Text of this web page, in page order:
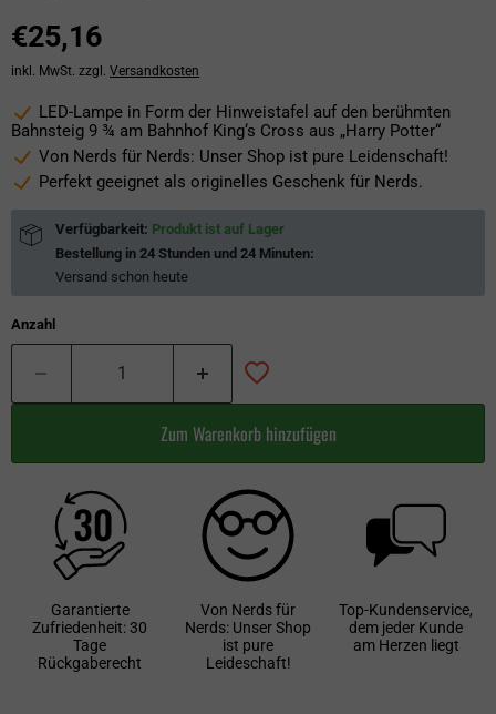
€25,16
inkl. MwSt. zzgl. Versandkosten
LED-Lampe in Form der Hinweistafel auf den berühmten
Bahnsteig 9 ¾ am Bahnhof King‘s Cross aus „Harry Potter“
Von Nerds für Nerds: Unser Shop ist pure Leidenschaft!
Perfekt geeignet als originelles Geschenk für Nerds.
Verfügbarkeit: Produkt ist auf Lager
Bestellung in 24 Stunden und 24 Minuten:
Versand schon heute
Anzahl
Zum Warenkorb hinzufügen
Garantierte
Zufriedenheit: 30
Tage
Rückgaberecht
Von Nerds für
Nerds: Unser Shop
ist pure
Leideschaft!
Top-Kundenservice,
dem jeder Kunde
am Herzen liegt